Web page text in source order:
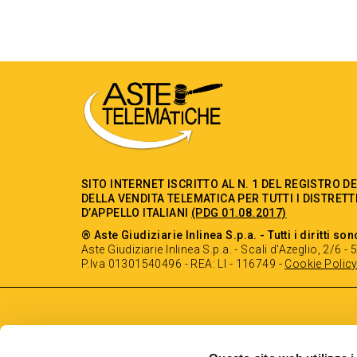
SITO INTERNET ISCRITTO AL N. 1 DEL REGISTRO
DELLA VENDITA TELEMATICA PER TUTTI I
D’APPELLO ITALIANI (PDG 01.08.2017)
® Aste Giudiziarie Inlinea S.p.a. - Tutti i diritti
Aste Giudiziarie Inlinea S.p.a. - Scali d'Azeglio, 2/6 -
P.Iva 01301540496 - REA: LI - 116749 - Cookie Policy